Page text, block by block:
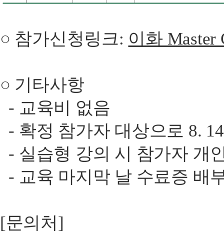
○ 참가신청링크: 이화 Master
○ 기타사항
- 교육비 없음
- 확정 참가자 대상으로 8.
- 실습형 강의 시 참가자 개
- 교육 마지막 날 수료증 배
[문의처]